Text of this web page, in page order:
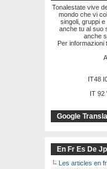
Tonalestate vive
mondo che vi
singoli, gruppi
anche tu al suo
anche
Per informazioni
IT48
IT
Google
En Fr Es De Jp
Les articles en